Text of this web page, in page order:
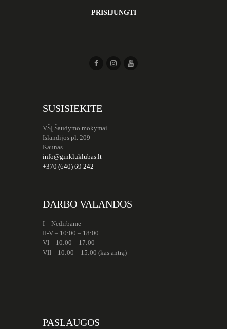
PRISIJUNGTI
SUSISIEKITE
VŠĮ Šaudymo mokymai
Islandijos pl. 209
Kaunas
info@ginkluklubas.lt
+370 (640) 69 242
DARBO VALANDOS
I – Nedirbame
II-V – 10:00 – 18:00
VI – 10:00 – 17:00
VII – 10:00 – 15:00 (kas antrą)
PASLAUGOS